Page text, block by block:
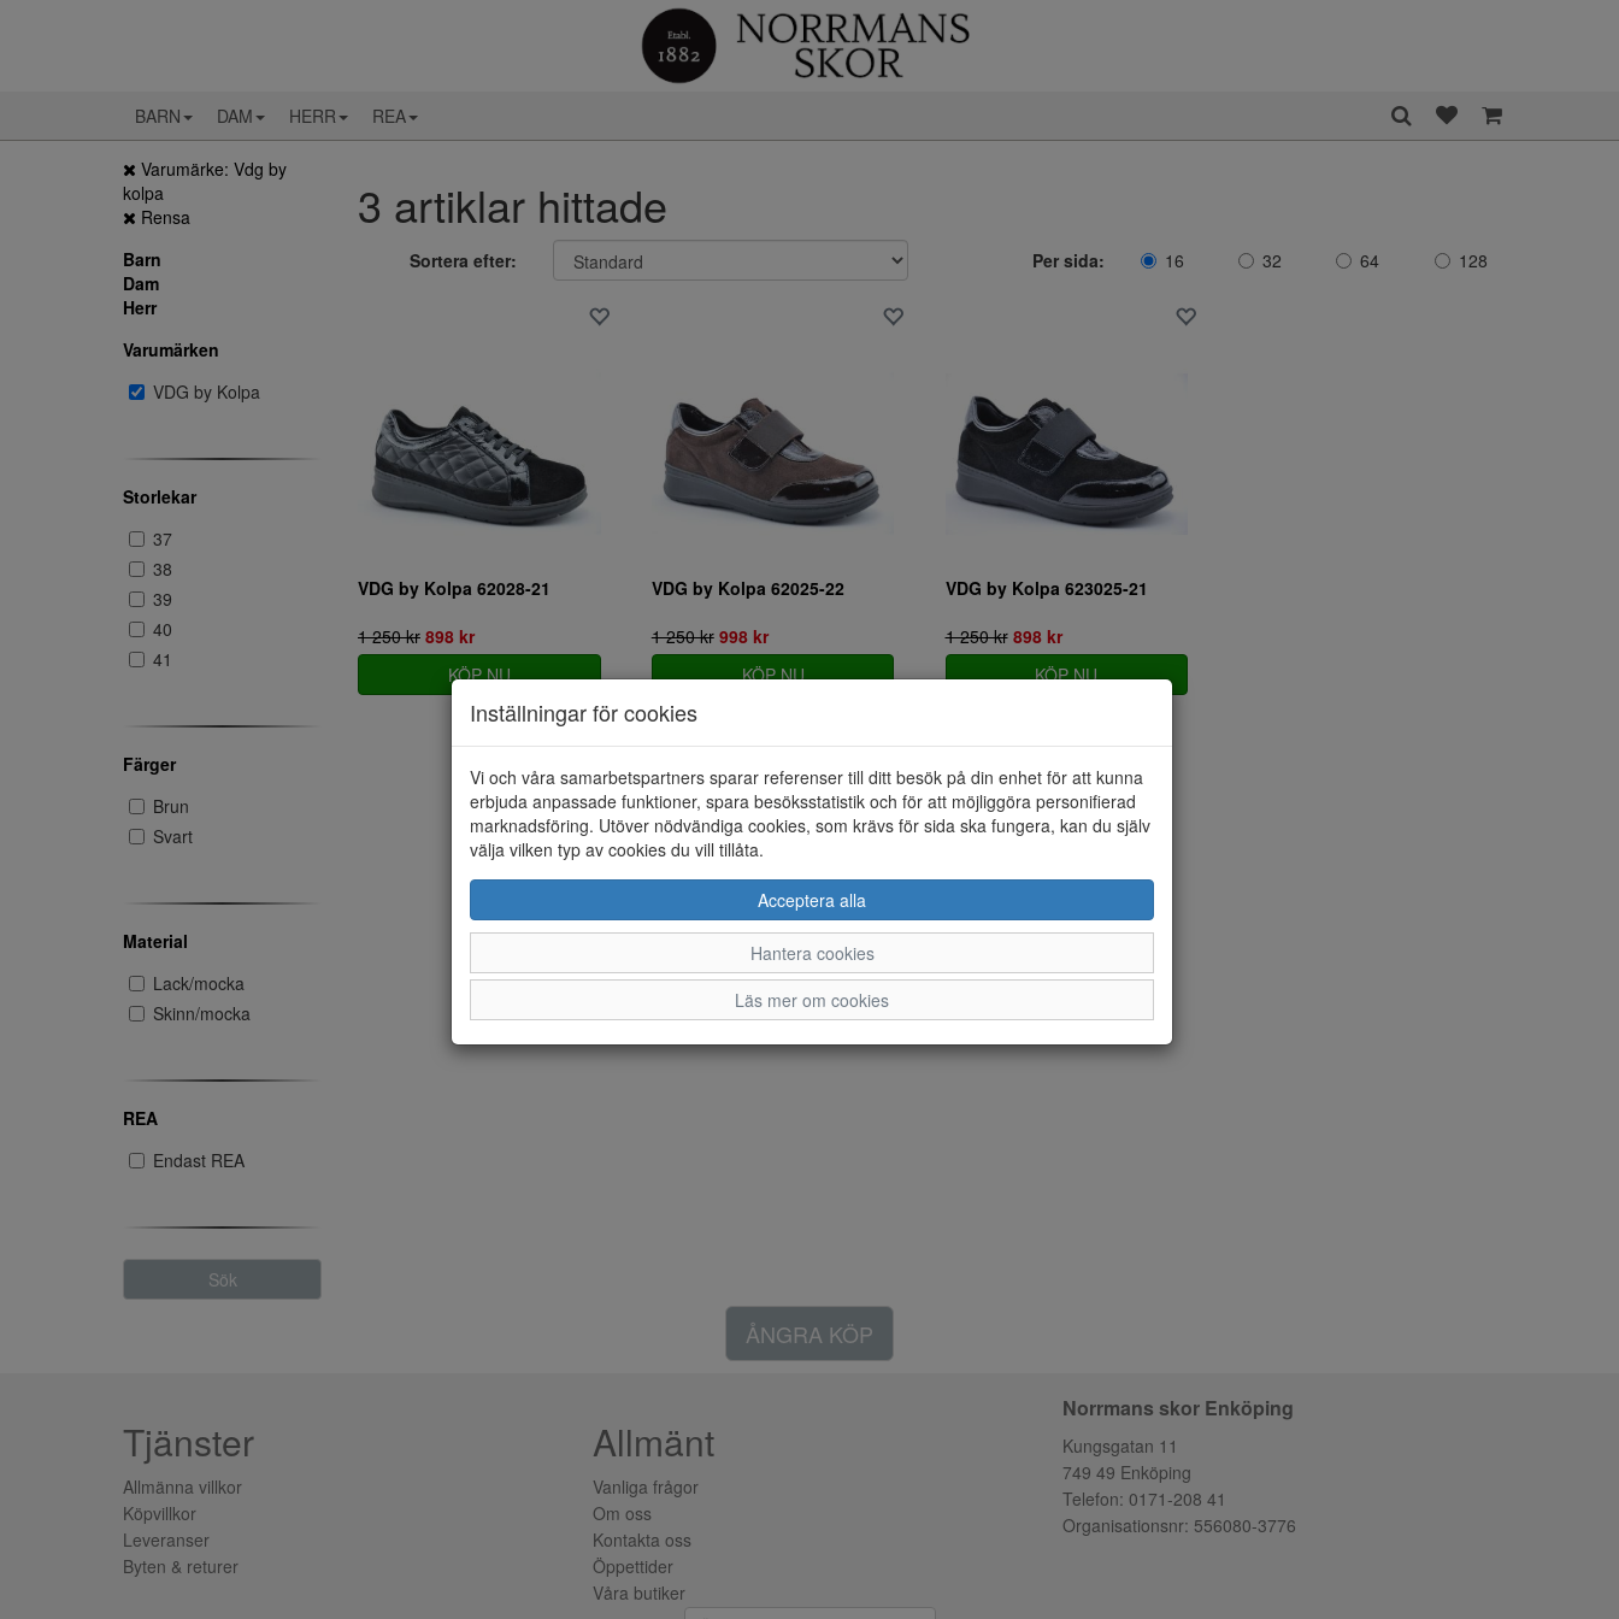
BARN DAM HERR REA
Varumärke: Vdg by
kolpa
Rensa
Barn
Dam
Herr
Varumärken
VDG by Kolpa
Storlekar
37
38
39
40
41
Färger
Brun
Svart
Material
Lack/mocka
Skinn/mocka
REA
Endast REA
Sök
3 artiklar hittade
Sortera efter: Per sida: 16 32 64 128
VDG by Kolpa 62028-21
1 250 kr 898 kr
KÖP NU
VDG by Kolpa 62025-22
1 250 kr 998 kr
KÖP NU
VDG by Kolpa 623025-21
1 250 kr 898 kr
KÖP NU
ÅNGRA KÖP
Inställningar för cookies
Vi och våra samarbetspartners sparar referenser till ditt besök på din enhet för att kunna
erbjuda anpassade funktioner, spara besöksstatistik och för att möjliggöra personifierad
marknadsföring. Utöver nödvändiga cookies, som krävs för sida ska fungera, kan du själv
välja vilken typ av cookies du vill tillåta.
Acceptera alla
Hantera cookies
Läs mer om cookies
Tjänster
Allmänna villkor
Köpvillkor
Leveranser
Byten & returer
Allmänt
Vanliga frågor
Om oss
Kontakta oss
Öppettider
Våra butiker
Norrmans skor Enköping
Kungsgatan 11
749 49 Enköping
Telefon: 0171-208 41
Organisationsnr: 556080-3776